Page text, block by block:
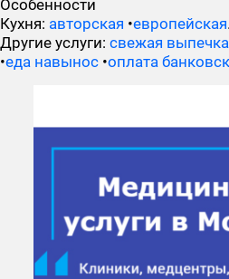
Особенности
Кухня: авторская •европейская.
Другие услуги: свежая выпечка
•еда навынос •оплата